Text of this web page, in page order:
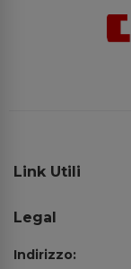
Link Utili
Legal
Indirizzo: